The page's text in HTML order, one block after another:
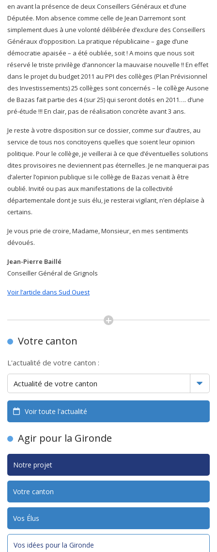
en avant la présence de deux Conseillers Généraux et d’une
Députée. Mon absence comme celle de Jean Darremont sont
simplement dues à une volonté délibérée d’exclure des Conseillers
Généraux d’opposition. La pratique républicaine – gage d’une
démocratie apaisée – a été oubliée, soit ! A moins que nous soit
réservé le triste privilège d’annoncer la mauvaise nouvelle !! En effet
dans le projet du budget 2011 au PPI des collèges (Plan Prévisionnel
des Investissements) 25 collèges sont concernés – le collège Ausone
de Bazas fait partie des 4 (sur 25) qui seront dotés en 2011…. d’une
pré-étude !!! En clair, pas de réalisation concrète avant 3 ans.
Je reste à votre disposition sur ce dossier, comme sur d’autres, au
service de tous nos concitoyens quelles que soient leur opinion
politique. Pour le collège, je veillerai à ce que d’éventuelles solutions
dites provisoires ne deviennent pas éternelles. Je ne manquerai pas
d’alerter l’opinion publique si le collège de Bazas venait à être
oublié. Invité ou pas aux manifestations de la collectivité
départementale dont je suis élu, je resterai vigilant, n’en déplaise à
certains.
Je vous prie de croire, Madame, Monsieur, en mes sentiments
dévoués.
Jean-Pierre Baillé
Conseiller Général de Grignols
Voir l’article dans Sud Ouest
Votre canton
L'actualité de votre canton :
Voir toute l'actualité
Agir pour la Gironde
Notre projet
Votre canton
Vos Élus
Vos idées pour la Gironde